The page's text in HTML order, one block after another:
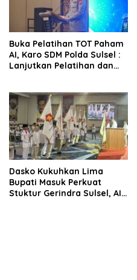
Buka Pelatihan TOT Paham
AI, Karo SDM Polda Sulsel :
Lanjutkan Pelatihan dan
Dasko Kukuhkan Lima
Bupati Masuk Perkuat
Stuktur Gerindra Sulsel, AIA